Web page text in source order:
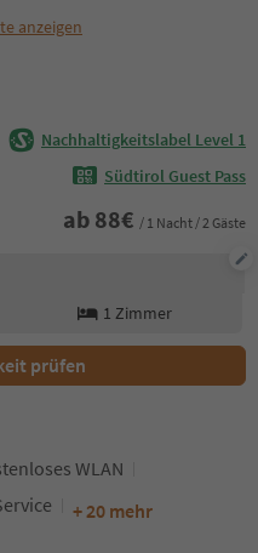
anzeigen
Nachhaltigkeitslabel Level 1
Südtirol Guest Pass
ab 88€ / 1 Nacht / 2 Gäste
1 Zimmer
prüfen
WLAN
+ 20 mehr